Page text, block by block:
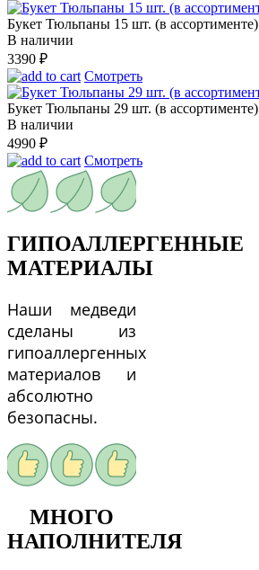
Букет Тюльпаны 15 шт. (в ассортименте)
В наличии
3390 ₽
Смотреть
Букет Тюльпаны 29 шт. (в ассортименте)
В наличии
4990 ₽
Смотреть
ГИПОАЛЛЕРГЕННЫЕ
МАТЕРИАЛЫ
Наши медведи
сделаны из
гипоаллергенных
материалов и
абсолютно
безопасны.
МНОГО
НАПОЛНИТЕЛЯ